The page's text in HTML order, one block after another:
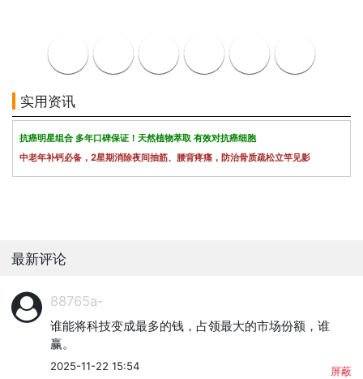
实用资讯
抗癌明星组合 多年口碑保证！天然植物萃取 有效对抗癌细胞
中老年补钙必备，2星期消除夜间抽筋、腰背疼痛，防治骨质疏松立竿见影
最新评论
88765a-
谁能将科技变成最多的钱，占领最大的市场份额，谁
赢。
2025-11-22 15:54 屏蔽